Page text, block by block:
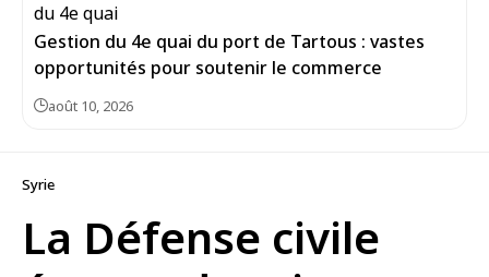
Gestion du 4e quai du port de Tartous : vastes
opportunités pour soutenir le commerce
août 10, 2026
Syrie
La Défense civile